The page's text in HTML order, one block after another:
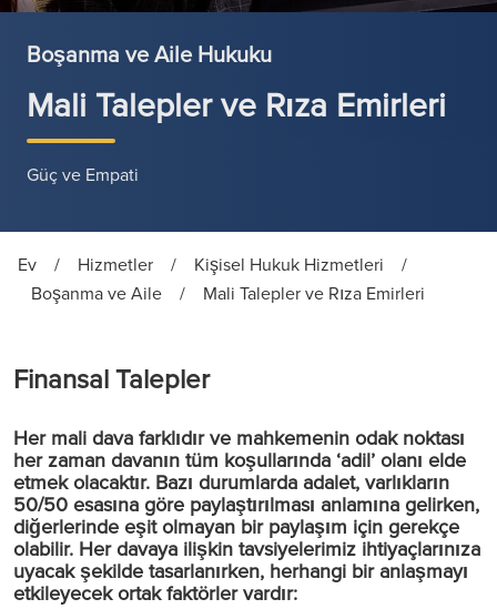
Boşanma ve Aile Hukuku
Mali Talepler ve Rıza Emirleri
Güç ve Empati
Ev / Hizmetler / Kişisel Hukuk Hizmetleri
/
Boşanma ve Aile
/ Mali Talepler ve Rıza Emirleri
Finansal Talepler
Her mali dava farklıdır ve mahkemenin odak noktası
her zaman davanın tüm koşullarında ‘adil’ olanı elde
etmek olacaktır. Bazı durumlarda adalet, varlıkların
50/50 esasına göre paylaştırılması anlamına gelirken,
diğerlerinde eşit olmayan bir paylaşım için gerekçe
olabilir. Her davaya ilişkin tavsiyelerimiz ihtiyaçlarınıza
uyacak şekilde tasarlanırken, herhangi bir anlaşmayı
etkileyecek ortak faktörler vardır: